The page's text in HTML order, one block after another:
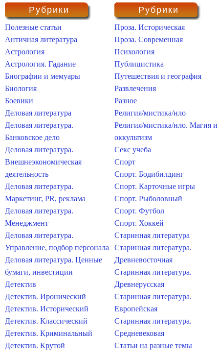
Рубрики
Полезные статьи
Античная литература
Астрология
Астрология. Гадание
Биографии и мемуары
Биология
Боевики
Деловая литература
Деловая литература.
Банковское дело
Деловая литература.
Внешнеэкономическая
деятельность
Деловая литература.
Маркетинг, PR, реклама
Деловая литература.
Менеджмент
Деловая литература.
Управление, подбор персонала
Деловая литература. Ценные
бумаги, инвестиции
Детектив
Детектив. Иронический
Детектив. Исторический
Детектив. Классический
Детектив. Криминальный
Детектив. Крутой
Рубрики
Проза. Историческая
Проза. Современная
Психология
Публицистика
Путешествия и география
Развлечения
Разное
Религия/мистика/нло
Религия/мистика/нло. Магия и
оккультизм
Секс учеба
Спорт
Спорт. Бодибилдинг
Спорт. Карточные игры
Спорт. Рыболовный
Спорт. Футбол
Спорт. Хоккей
Старинная литература
Старинная литература.
Древневосточная
Старинная литература.
Древнерусская
Старинная литература.
Европейская
Старинная литература.
Средневековая
Статьи на разные темы